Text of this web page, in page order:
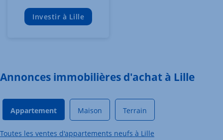
Investir à Lille
Annonces immobilières d'achat à Lille
Appartement Maison Terrain
Toutes les ventes d'appartements neufs à Lille